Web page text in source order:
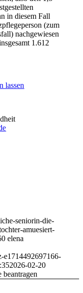
in diesem Fall
(zum
nachgewiesen
1.612
lassen
seniorin-die-
amuesiert-
elena
e1714492697166-
2026-02-20
beantragen